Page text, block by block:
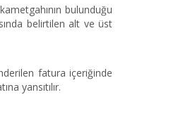
bulunduğu
belirtilen alt ve üst
fatura içeriğinde
yansıtılır.